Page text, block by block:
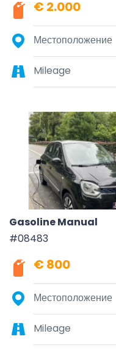
€ 2.000
Местоположение
Mileage
Gasoline Manual
#08483
€ 800
Местоположение
Mileage